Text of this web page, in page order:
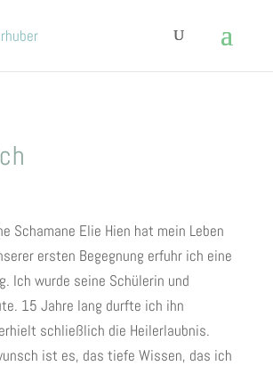
Schamane Elie Hien hat mein Leben
ersten Begegnung erfuhr ich eine
Ich wurde seine Schülerin und
15 Jahre lang durfte ich ihn
schließlich die Heilerlaubnis.
ist es, das tiefe Wissen, das ich